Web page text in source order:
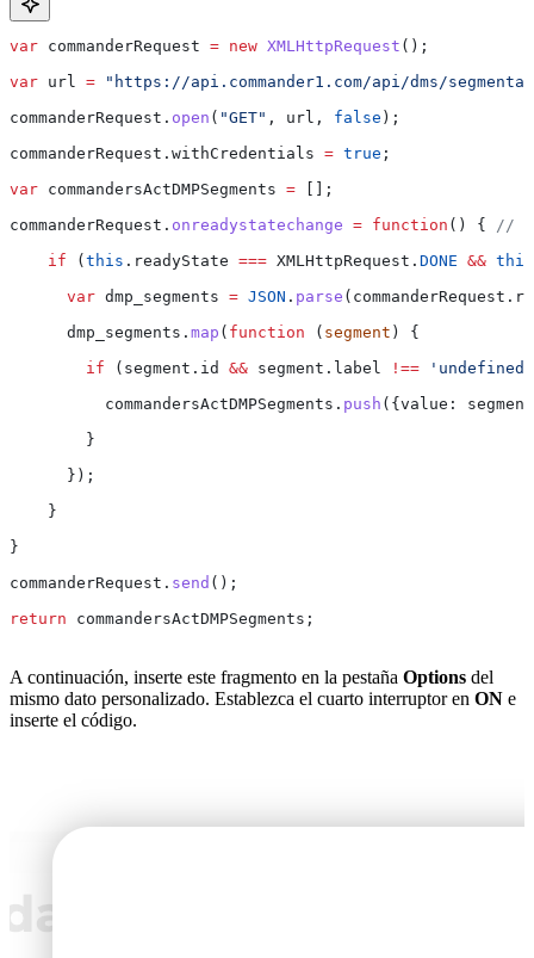
var commanderRequest = new XMLHttpRequest ();
var url = "https://api.commander1.com/api/dms/
commanderRequest . open ( "GET" , url , false );
commanderRequest . withCredentials = true ;
var commandersActDMPSegments = [];
commanderRequest . onreadystatechange = function () {
//
    if
( this . readyState === XMLHttpRequest . DONE && this
      var
dmp_segments = JSON . parse ( commanderRequest .
      dmp_segments
. map ( function ( segment ) {
        if
( segment . id && segment . label !== 'undefined'
          commandersActDMPSegments
. push ({ value:
segment
        }
      });
    }
}
commanderRequest . send ();
return commandersActDMPSegments ;
A continuación, inserte este fragmento en la pestaña Options del
mismo dato personalizado. Establezca el cuarto interruptor en ON e
inserte el código.